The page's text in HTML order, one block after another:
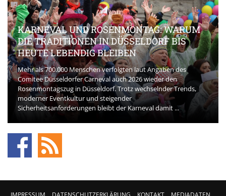
KARNEVAL UND ROSENMONTAG: WARUM
DIE TRADITIONEN IN DÜSSELDORF BIS
HEUTE LEBENDIG BLEIBEN
Mehr als 700.000 Menschen verfolgten laut Angaben des
Comitee Düsseldorfer Carneval auch 2026 wieder den
Rosenmontagszug in Düsseldorf. Trotz wechselnder Trends,
moderner Eventkultur und steigender
Sicherheitsanforderungen bleibt der Karneval damit ...